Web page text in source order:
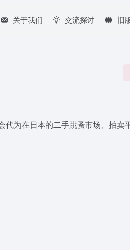
关于我们 交流探讨 旧
代为在日本的二手跳蚤市场、拍卖